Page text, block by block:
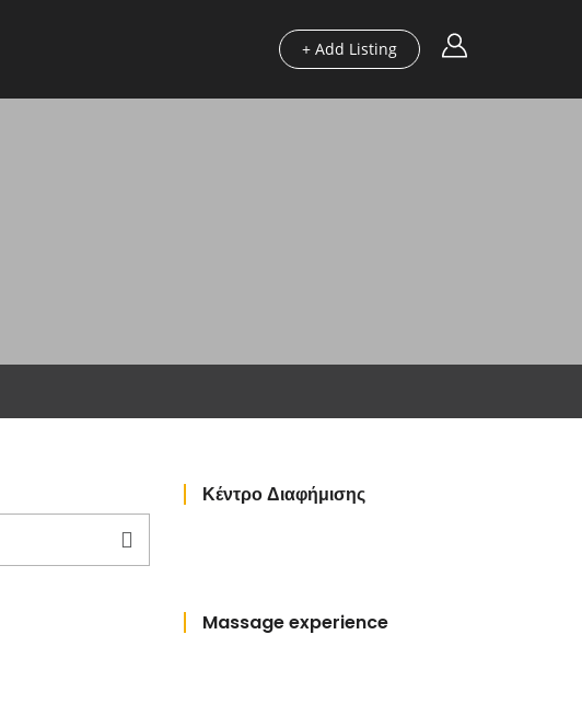
+ Add Listing
Κέντρο Διαφήμισης
Massage experience